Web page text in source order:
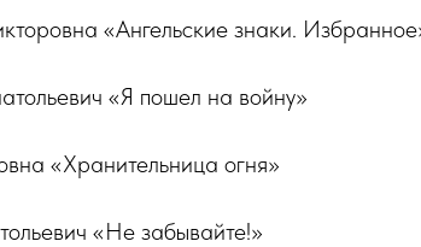
«Ангельские знаки.
«Я пошел на войну»
«Хранительница огня»
«Не забывайте!»